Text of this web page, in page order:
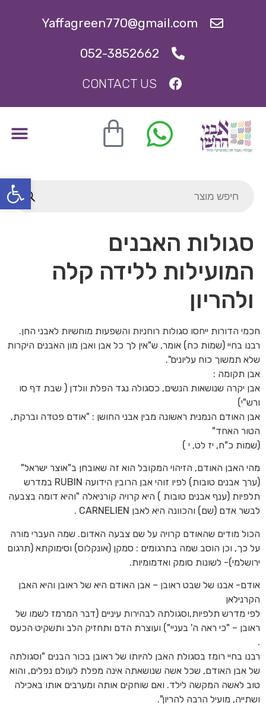
פתח
Yaffagreen770@gmail.com
052-3852662
CONTACT US
סגולות האבנים
המועילות ללידה קלה
ולהריון
חכמי הדורות ייחסו סגולות רוחניות והשפעות מוחשיות לאבני החן.
רבנו בחיי (שמות כח) אומר, ש"אין לך כל אבן ואבן מון האבנים היקרות
שלא תמשוך כוח עליונים".
אבן תקומה :
אבן יקרה שנושאות הנשים, כסגולה נגד הפלת וולדן ( שבת דף סו
ורש"י)
אבן האודם הנמנית ראשונה מבין אבני החושן : "אודם פטדה וברקת,
הטור האחד"
(שמות כ"ח, יז לט, י )
מהי האבן האודם, הזיהוי המקובל הוא זה שאובחן ב"אוצר ישראל"
(ערך אבנים טובות) לפיו זוהי אבן הרובין הידועה RUBIN במדרש
תלפיות (ענף אבנים טובות ) היא קרויה קורניאלה "והיא דומה בצבעה
לבשר אדם (שם) והכוונה היא לאבן CARNELIEN .
הכול מודים שהאודם קרויה על שם צבעה האדום. שמה העברי מורה
על כך, וכן הוסב שמה בתרגומים : סמקן (אונקלוס) וסימוקתא (תרגום
ירושלמי)- לשונות סומק ואדמומיות.
אודם- אבנו של שבט ראובן – אבן האודם היא של ראובן והיא האבן
הקרנילאן
לפי מדרש תלפיות,וסגולתה לבהירות עיניים (דבר המרמז לשמו של
ראובן – "כי ראה ה' בעניי") ועוצרת הדם ותחזיק הלב ותשקיט הכעס
.
רבנו בחיי רומז בסגולת האבן להיותו של ראובן בכור הבנים "וסגולתה
של אבן האודם, שכל אשה שנושאתה אינה מפלת לעולם נפלים, והוא
טוב לאשה המקשה לילד. ואם שוחקים אותה ומערבים אותו באכילה
ושתייה, מועיל הרבה להריון".